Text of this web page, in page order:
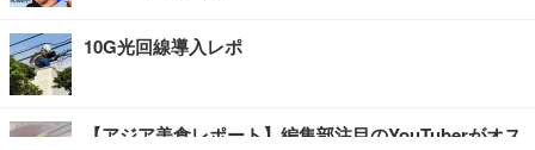
10G光回線導入レポ
【アジア美食レポート】編集部注目のYouTuberがオス